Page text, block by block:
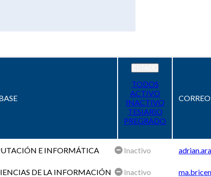
TODOS
ACTIVO
INACTIVO
TESIARIO
PREGRADO
E INFORMÁTICA Inactivo
DE LA INFORMACIÓN Inactivo